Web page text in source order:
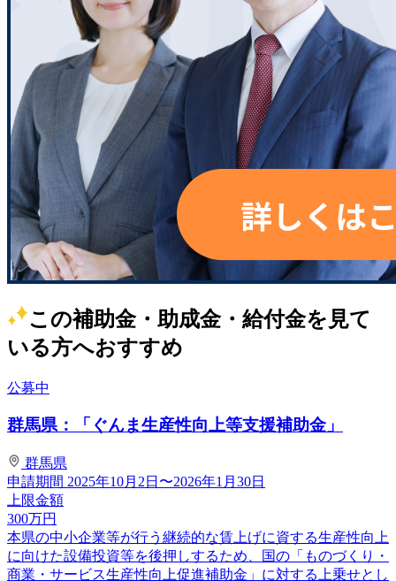
この補助金・助成金・給付金を見て
いる方へおすすめ
公募中
群馬県：「ぐんま生産性向上等支援補助金」
群馬県
申請期間 2025年10月2日〜2026年1月30日
上限金額
300万円
本県の中小企業等が行う継続的な賃上げに資する生産性向上
に向けた設備投資等を後押しするため、国の「ものづくり・
商業・サービス生産性向上促進補助金」に対する上乗せとし